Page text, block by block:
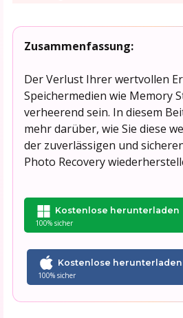
Zusammenfassung:
Der Verlust Ihrer wertvollen
Speichermedien wie Memory
verheerend sein. In diesem
mehr darüber, wie Sie diese
der zuverlässigen und
Photo Recovery
Kostenlose herunterladen
100% sicher
Kostenlose herunterladen
100% sicher